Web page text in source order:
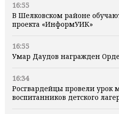
16:55
В Шелковском районе
проекта «ИнформУИК»
16:55
Умар Даудов награжден
16:34
Росгвардейцы провели урок
воспитанников детского